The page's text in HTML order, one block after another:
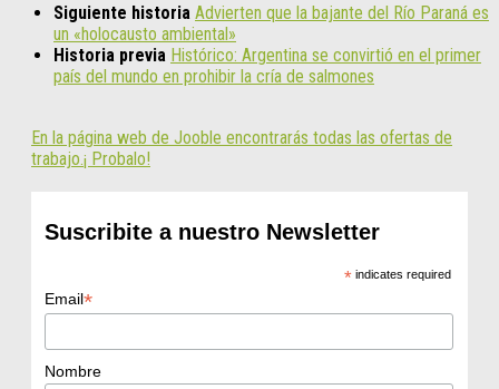
Siguiente historia Advierten que la bajante del Río Paraná es
un «holocausto ambiental»
Historia previa Histórico: Argentina se convirtió en el primer
país del mundo en prohibir la cría de salmones
En la página web de Jooble encontrarás todas las ofertas de
trabajo.¡ Probalo!
Suscribite a nuestro Newsletter
*indicates required
Email*
Nombre